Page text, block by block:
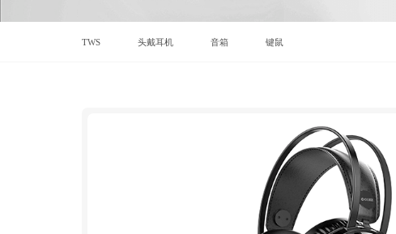
TWS 头戴耳机 音箱 键鼠